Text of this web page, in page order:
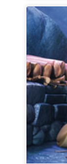
como
por meio
que Ele
*Certifique-
da história
imagens
para as
menos
Contexto
LIÇÃO 1: